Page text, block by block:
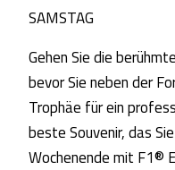
SAMSTAG
Gehen Sie die
bevor Sie neben der
Trophäe für ein
beste Souvenir, das
Wochenende mit F1®